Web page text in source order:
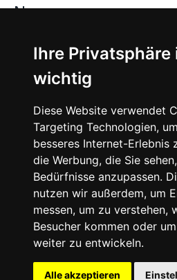
Ihre Privatsphäre
wichtig
Diese Website verwendet
Targeting Technologien,
besseres Internet-Erlebnis
die Werbung, die Sie
Bedürfnisse anzupassen.
nutzen wir außerdem, um
messen, um zu verstehen,
Besucher kommen oder
weiter zu entwickeln.
Alle akzeptieren
News
About
Instagram
Facebook
© 2024 SNEAKERᴰᴱ, All rights
Impressum Datenschutz